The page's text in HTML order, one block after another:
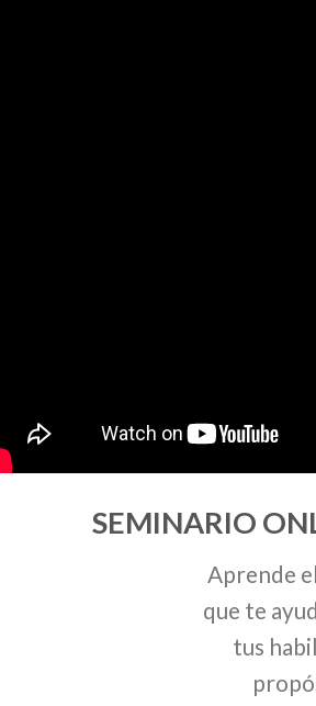
SEMINARIO
Aprende
que te
tus